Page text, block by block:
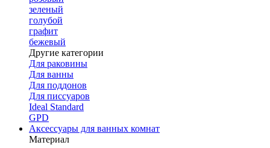
зеленый
голубой
графит
бежевый
Другие категории
Для раковины
Для ванны
Для поддонов
Для писсуаров
Ideal Standard
GPD
Аксессуары для ванных комнат
Материал